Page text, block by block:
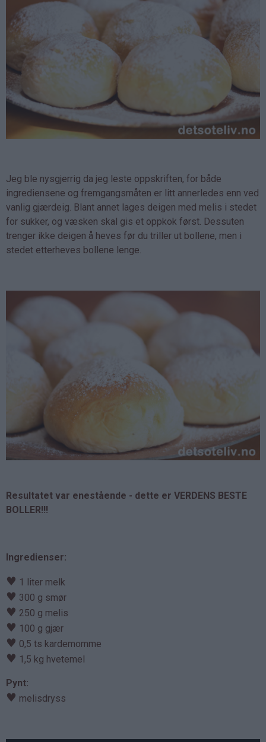
Jeg ble nysgjerrig da jeg leste oppskriften, for både
ingrediensene og fremgangsmåten er litt annerledes enn ved
vanlig gjærdeig. Blant annet lages deigen med melis i stedet
for sukker, og væsken skal gis et oppkok først. Dessuten
trenger ikke deigen å heves før du triller ut bollene, men i
stedet etterheves bollene lenge.
Resultatet var enestående - dette er VERDENS BESTE
BOLLER!!!
Ingredienser:
♥ 1 liter melk
♥ 300 g smør
♥ 250 g melis
♥ 100 g gjær
♥ 0,5 ts kardemomme
♥ 1,5 kg hvetemel
Pynt:
♥ melisdryss